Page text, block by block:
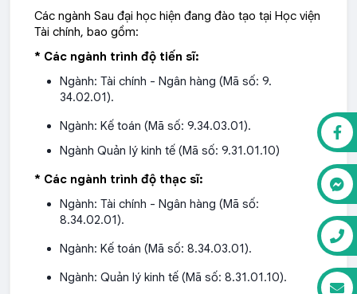
Các ngành Sau đại học hiện đang đào tạo tại Học viện
Tài chính, bao gồm:
* Các ngành trình độ tiến sĩ:
Ngành: Tài chính - Ngân hàng (Mã số: 9.
34.02.01).
Ngành: Kế toán (Mã số: 9.34.03.01).
Ngành Quản lý kinh tế (Mã số: 9.31.01.10)
* Các ngành trình độ thạc sĩ:
Ngành: Tài chính - Ngân hàng (Mã số:
8.34.02.01).
Ngành: Kế toán (Mã số: 8.34.03.01).
Ngành: Quản lý kinh tế (Mã số: 8.31.01.10).